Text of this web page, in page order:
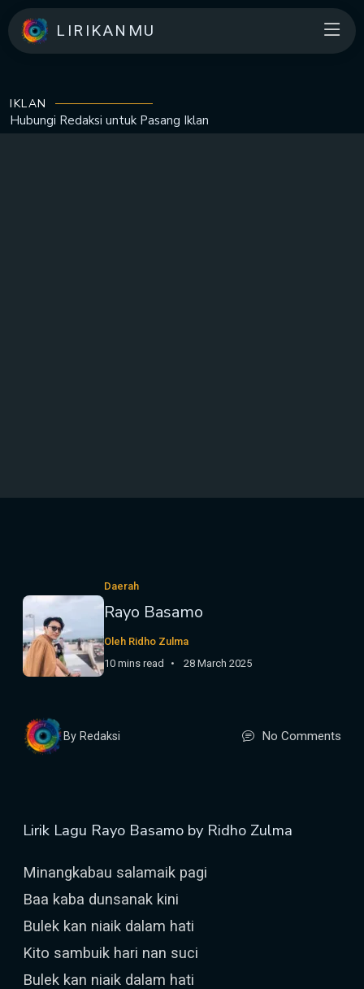
LIRIKANMU
IKLAN
Hubungi Redaksi untuk Pasang Iklan
Daerah
Rayo Basamo
Oleh Ridho Zulma
10 mins read
28 March 2025
By Redaksi No Comments
Lirik Lagu Rayo Basamo by Ridho Zulma
Minangkabau salamaik pagi
Baa kaba dunsanak kini
Bulek kan niaik dalam hati
Kito sambuik hari nan suci
Bulek kan niaik dalam hati